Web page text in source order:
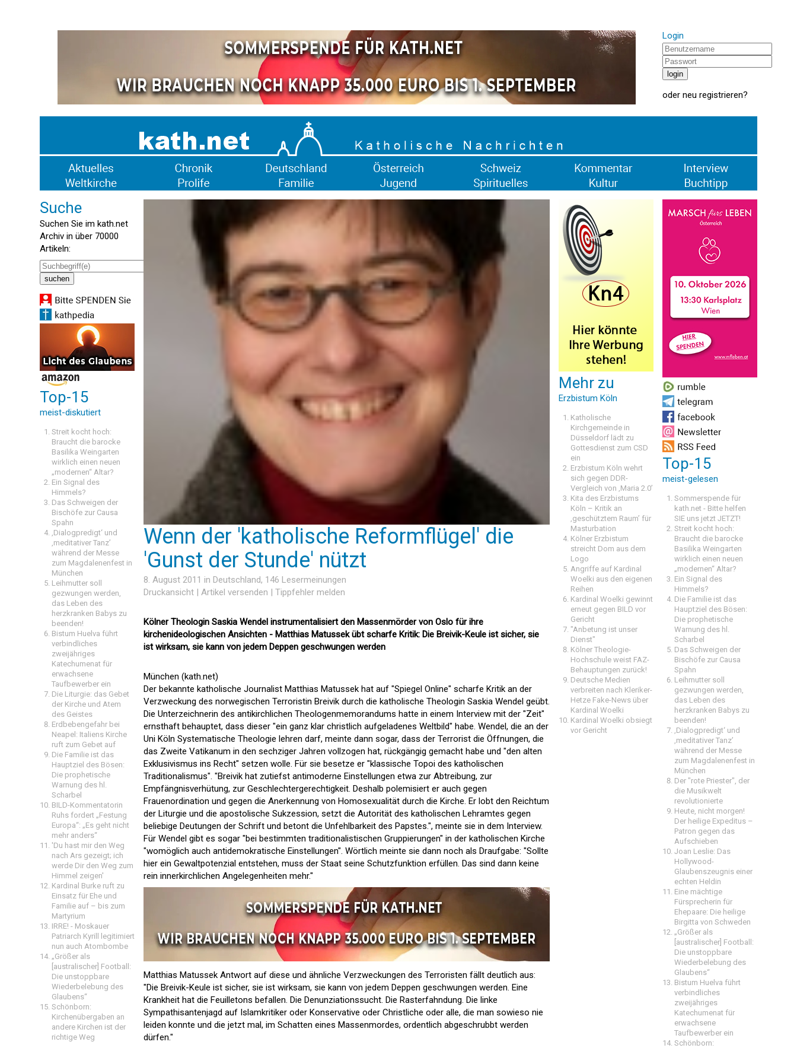
Login
oder neu registrieren?
Suche
Suchen Sie im kath.net
Archiv in über 70000
Artikeln:
Top-15
meist-diskutiert
Streit kocht hoch:
Braucht die barocke
Basilika Weingarten
wirklich einen neuen
„modernen“ Altar?
Ein Signal des
Himmels?
Das Schweigen der
Bischöfe zur Causa
Spahn
‚Dialogpredigt‘ und
‚meditativer Tanz’
während der Messe
zum Magdalenenfest in
München
Leihmutter soll
gezwungen werden,
das Leben des
herzkranken Babys zu
beenden!
Bistum Huelva führt
verbindliches
zweijähriges
Katechumenat für
erwachsene
Taufbewerber ein
Die Liturgie: das Gebet
der Kirche und Atem
des Geistes
Erdbebengefahr bei
Neapel: Italiens Kirche
ruft zum Gebet auf
Die Familie ist das
Hauptziel des Bösen:
Die prophetische
Warnung des hl.
Scharbel
BILD-Kommentatorin
Ruhs fordert „Festung
Europa“: „Es geht nicht
mehr anders“
'Du hast mir den Weg
nach Ars gezeigt; ich
werde Dir den Weg zum
Himmel zeigen'
Kardinal Burke ruft zu
Einsatz für Ehe und
Familie auf – bis zum
Martyrium
IRRE! - Moskauer
Patriarch Kyrill legitimiert
nun auch Atombombe
„Größer als
[australischer] Football:
Die unstoppbare
Wiederbelebung des
Glaubens“
Schönborn:
Kirchenübergaben an
andere Kirchen ist der
richtige Weg
Wenn der 'katholische Reformflügel' die
'Gunst der Stunde' nützt
8. August 2011 in Deutschland, 146 Lesermeinungen
Druckansicht | Artikel versenden | Tippfehler melden
Kölner Theologin Saskia Wendel instrumentalisiert den Massenmörder von Oslo für ihre
kirchenideologischen Ansichten - Matthias Matussek übt scharfe Kritik: Die Breivik-Keule ist sicher, sie
ist wirksam, sie kann von jedem Deppen geschwungen werden
München (kath.net)
Der bekannte katholische Journalist Matthias Matussek hat auf "Spiegel Online" scharfe Kritik an der
Verzweckung des norwegischen Terroristin Breivik durch die katholische Theologin Saskia Wendel geübt.
Die Unterzeichnerin des antikirchlichen Theologenmemorandums hatte in einem Interview mit der "Zeit"
ernsthaft behauptet, dass dieser "ein ganz klar christlich aufgeladenes Weltbild" habe. Wendel, die an der
Uni Köln Systematische Theologie lehren darf, meinte dann sogar, dass der Terrorist die Öffnungen, die
das Zweite Vatikanum in den sechziger Jahren vollzogen hat, rückgängig gemacht habe und "den alten
Exklusivismus ins Recht" setzen wolle. Für sie besetze er "klassische Topoi des katholischen
Traditionalismus". "Breivik hat zutiefst antimoderne Einstellungen etwa zur Abtreibung, zur
Empfängnisverhütung, zur Geschlechtergerechtigkeit. Deshalb polemisiert er auch gegen
Frauenordination und gegen die Anerkennung von Homosexualität durch die Kirche. Er lobt den Reichtum
der Liturgie und die apostolische Sukzession, setzt die Autorität des katholischen Lehramtes gegen
beliebige Deutungen der Schrift und betont die Unfehlbarkeit des Papstes.", meinte sie in dem Interview.
Für Wendel gibt es sogar "bei bestimmten traditionalistischen Gruppierungen" in der katholischen Kirche
"womöglich auch antidemokratische Einstellungen". Wörtlich meinte sie dann noch als Draufgabe: "Sollte
hier ein Gewaltpotenzial entstehen, muss der Staat seine Schutzfunktion erfüllen. Das sind dann keine
rein innerkirchlichen Angelegenheiten mehr."
Matthias Matussek Antwort auf diese und ähnliche Verzweckungen des Terroristen fällt deutlich aus:
"Die Breivik-Keule ist sicher, sie ist wirksam, sie kann von jedem Deppen geschwungen werden. Eine
Krankheit hat die Feuilletons befallen. Die Denunziationssucht. Die Rasterfahndung. Die linke
Sympathisantenjagd auf Islamkritiker oder Konservative oder Christliche oder alle, die man sowieso nie
leiden konnte und die jetzt mal, im Schatten eines Massenmordes, ordentlich abgeschrubbt werden
dürfen."
Mehr zu
Erzbistum Köln
Katholische
Kirchgemeinde in
Düsseldorf lädt zu
Gottesdienst zum CSD
ein
Erzbistum Köln wehrt
sich gegen DDR-
Vergleich von ‚Maria 2.0’
Kita des Erzbistums
Köln – Kritik an
‚geschütztem Raum’ für
Masturbation
Kölner Erzbistum
streicht Dom aus dem
Logo
Angriffe auf Kardinal
Woelki aus den eigenen
Reihen
Kardinal Woelki gewinnt
erneut gegen BILD vor
Gericht
"Anbetung ist unser
Dienst"
Kölner Theologie-
Hochschule weist FAZ-
Behauptungen zurück!
Deutsche Medien
verbreiten nach Kleriker-
Hetze Fake-News über
Kardinal Woelki
Kardinal Woelki obsiegt
vor Gericht
Top-15
meist-gelesen
Sommerspende für
kath.net - Bitte helfen
SIE uns jetzt JETZT!
Streit kocht hoch:
Braucht die barocke
Basilika Weingarten
wirklich einen neuen
„modernen“ Altar?
Ein Signal des
Himmels?
Die Familie ist das
Hauptziel des Bösen:
Die prophetische
Warnung des hl.
Scharbel
Das Schweigen der
Bischöfe zur Causa
Spahn
Leihmutter soll
gezwungen werden,
das Leben des
herzkranken Babys zu
beenden!
‚Dialogpredigt‘ und
‚meditativer Tanz’
während der Messe
zum Magdalenenfest in
München
Der "rote Priester", der
die Musikwelt
revolutionierte
Heute, nicht morgen!
Der heilige Expeditus –
Patron gegen das
Aufschieben
Joan Leslie: Das
Hollywood-
Glaubenszeugnis einer
echten Heldin
Eine mächtige
Fürsprecherin für
Ehepaare: Die heilige
Birgitta von Schweden
„Größer als
[australischer] Football:
Die unstoppbare
Wiederbelebung des
Glaubens“
Bistum Huelva führt
verbindliches
zweijähriges
Katechumenat für
erwachsene
Taufbewerber ein
Schönborn: